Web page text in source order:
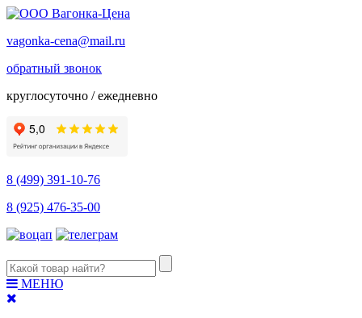
vagonka-cena@mail.ru
обратный звонок
круглосуточно / ежедневно
8 (499) 391-10-76
8 (925) 476-35-00
МЕНЮ